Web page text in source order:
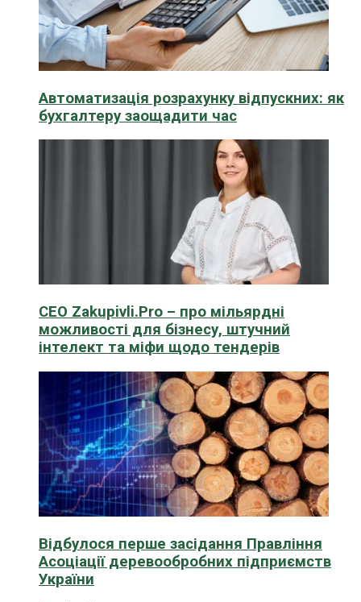
Автоматизація розрахунку відпускних: як
бухгалтеру заощадити час
CEO Zakupivli.Pro – про мільярдні
можливості для бізнесу, штучний
інтелект та міфи щодо тендерів
Відбулося перше засідання Правління
Асоціації деревообробних підприємств
України